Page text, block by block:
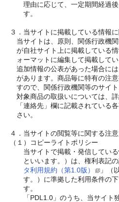
理由に応じて、一定期間経過
す。
３．当サイトに掲載している情報
当サイトは、原則、関係行政機
が自社サイト上に掲載している
ォーマットに編集して掲載して
追加情報の公表があった場合に
があります。商品毎に特有の注
すので、関係行政機関等のサイ
対象商品の取扱いについては、
「連絡先」欄に記載されている
さい。
４．当サイトの閲覧等に関する注
（１）コピーライトポリシー
当サイトで掲載・発信してい
といいます。）は、権利表記
タ利用規約（第1.0版）
」（
す。）に準拠した利用条件の
す。
「PDL1.0」のうち、当サイ